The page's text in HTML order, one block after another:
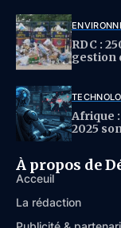
RDC :
gestion
Afrique
2025
À propos de
Acceuil
La rédaction